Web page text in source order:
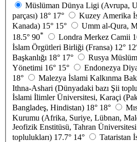
Müslüman Dünya Ligi (Avrupa,
parçası) 18° 17°
Kuzey Amerika
Kanada) 15° 15°
Umm al-Qura,
18.5° 90* Londra Merkez Camii
İslam Örgütleri Birliği (Fransa) 12°
Başkanlığı 18° 17°
Rusya
Yönetimi 16° 15° Endonezya
18°
Malezya İslami Kalkınma
Ithna-Ashari (Dünyadaki bazı Şii
İslami İlimler Üniversitesi, Karaçi
Bangladeş, Hindistan) 18° 18°
Kurumu (Afrika, Suriye, Lübnan,
Jeofizik Enstitüsü, Tahran
toplulukları) 17.7° 14° Tataristan